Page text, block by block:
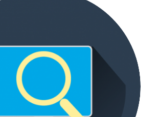
קורס קידום אתרים